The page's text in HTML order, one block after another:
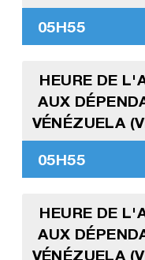
05H55
HEURE DE
AUX
VÉNÉZUELA
05H55
HEURE DE
AUX
VÉNÉZUELA